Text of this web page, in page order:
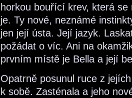
horkou bouřící krev, která
je. Ty nové, neznámé
jen její ústa. Její jazyk.
požádat o víc. Ani na
prvním místě je Bella a její
Opatrně posunul ruce z
k sobě. Zasténala a jeho